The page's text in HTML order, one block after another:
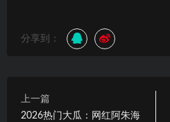
分享到：
上一篇
2026热门大瓜：网红阿朱海